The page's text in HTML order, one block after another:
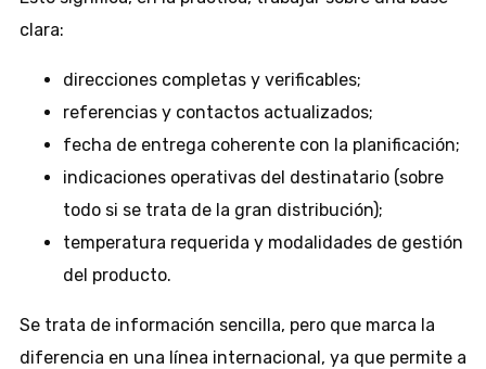
clara:
direcciones completas y verificables;
referencias y contactos actualizados;
fecha de entrega coherente con la planificación;
indicaciones operativas del destinatario (sobre
todo si se trata de la gran distribución);
temperatura requerida y modalidades de gestión
del producto.
Se trata de información sencilla, pero que marca la
diferencia en una línea internacional, ya que permite a